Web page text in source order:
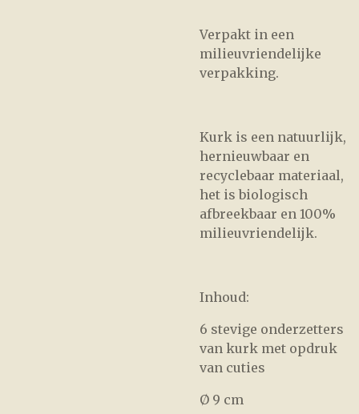
Verpakt in een
milieuvriendelijke
verpakking.
Kurk is een natuurlijk,
hernieuwbaar en
recyclebaar materiaal,
het is biologisch
afbreekbaar en 100%
milieuvriendelijk.
Inhoud:
6 stevige onderzetters
van kurk met opdruk
van cuties
Ø 9 cm